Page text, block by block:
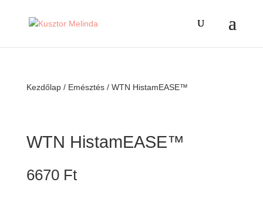
Kezdőlap/ Emésztés/ WTN HistamEASE™
WTN HistamEASE™
6670 Ft